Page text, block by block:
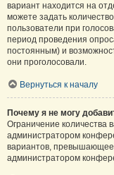
вариант находится на
можете задать
пользователи при
период проведения
постоянным) и
они проголосовали.
Вернуться к началу
Почему я не могу
Ограничение количества
администратором
вариантов, превышающее
администратором